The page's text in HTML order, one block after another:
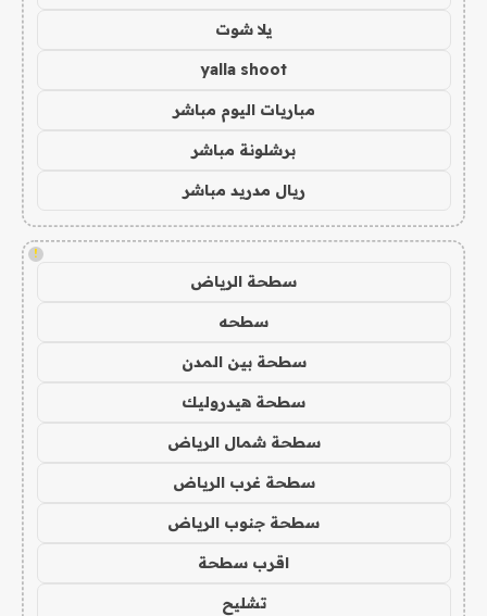
يلا شوت
yalla shoot
مباريات اليوم مباشر
برشلونة مباشر
ريال مدريد مباشر
!
سطحة الرياض
سطحه
سطحة بين المدن
سطحة هيدروليك
سطحة شمال الرياض
سطحة غرب الرياض
سطحة جنوب الرياض
اقرب سطحة
تشليح